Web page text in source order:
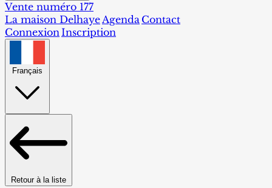
Vente numéro 177
La maison DelhayeAgenda Contact
ConnexionInscription
Français
Retour à la liste